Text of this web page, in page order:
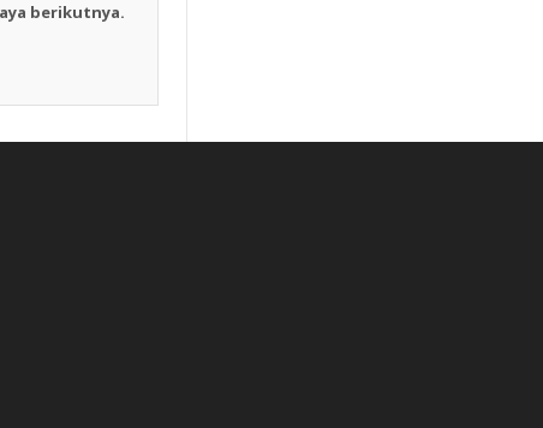
berikutnya.